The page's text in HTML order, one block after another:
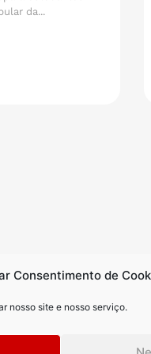
Consentimento de
nosso site e nosso serviço.
da...